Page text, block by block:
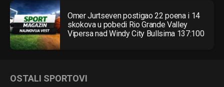
Omer Jurtseven postigao 22 poena i 14
skokova u pobedi Rio Grande Valley
Vipersa nad Windy City Bullsima 137:100
OSTALI SPORTOVI